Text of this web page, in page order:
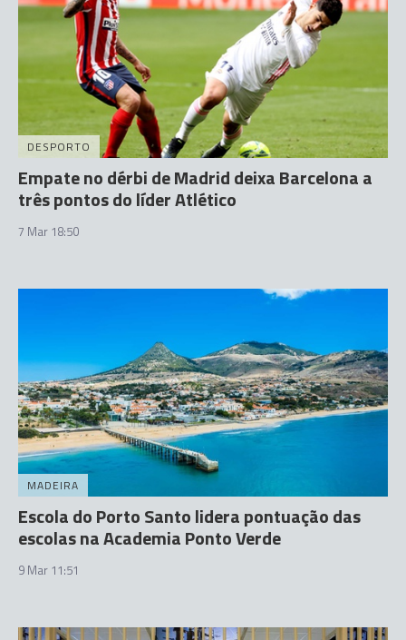
DESPORTO
Empate no dérbi de Madrid deixa Barcelona a
três pontos do líder Atlético
7 Mar 18:50
MADEIRA
Escola do Porto Santo lidera pontuação das
escolas na Academia Ponto Verde
9 Mar 11:51